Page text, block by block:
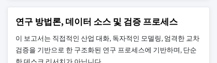
연구 방법론, 데이터 소스 및 검증 프로세스
이 보고서는 직접적인 산업 대화, 독자적인 모델링, 엄격한 교차
검증을 기반으로 한 구조화된 연구 프로세스에 기반하며, 단순